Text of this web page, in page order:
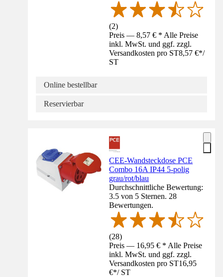
(2)
Preis — 8,57 € * Alle Preise
inkl. MwSt. und ggf. zzgl.
Versandkosten pro ST8,57 €*/
ST
Online bestellbar
Reservierbar
CEE-Wandsteckdose PCE
Combo 16A IP44 5-polig
grau/rot/blau
Durchschnittliche Bewertung:
3.5 von 5 Sternen. 28
Bewertungen.
(28)
Preis — 16,95 € * Alle Preise
inkl. MwSt. und ggf. zzgl.
Versandkosten pro ST16,95
€*/ ST